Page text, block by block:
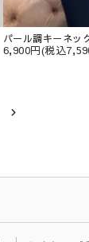
パール調キーネッ
6,900円(税込